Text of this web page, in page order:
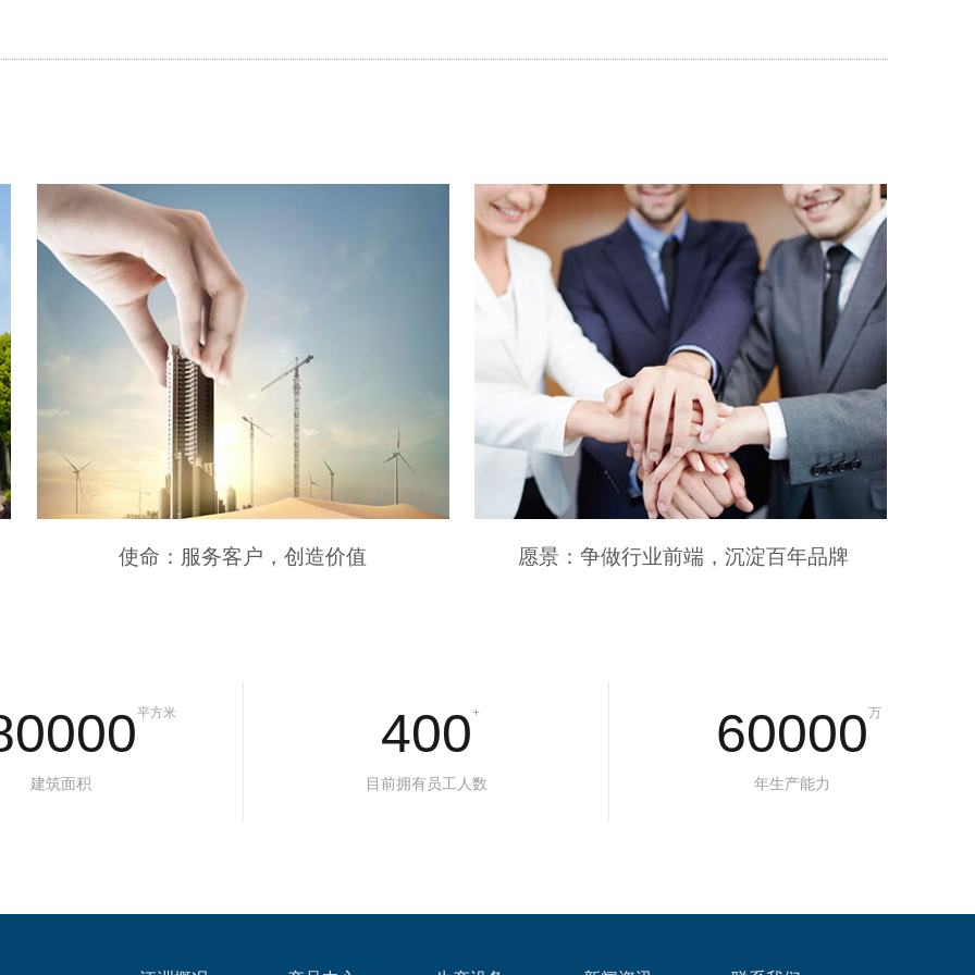
使命：服务客户，创造价值 愿景：争做行业前端，沉淀百年品牌
平方米
建筑面积
400+
目前拥有员工人数
60000万
年生产能力